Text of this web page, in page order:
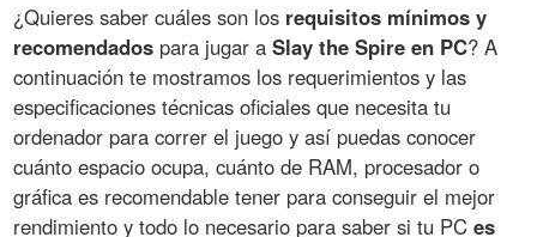
¿Quieres saber cuáles son los requisitos mínimos y
recomendados para jugar aSlay the Spire en PC? A
continuación te mostramos los requerimientos y las
especificaciones técnicas oficiales que necesita tu
ordenador para correr el juego y así puedas conocer
cuánto espacio ocupa, cuánto de RAM, procesador o
gráfica es recomendable tener para conseguir el mejor
rendimiento y todo lo necesario para saber si tu PCes